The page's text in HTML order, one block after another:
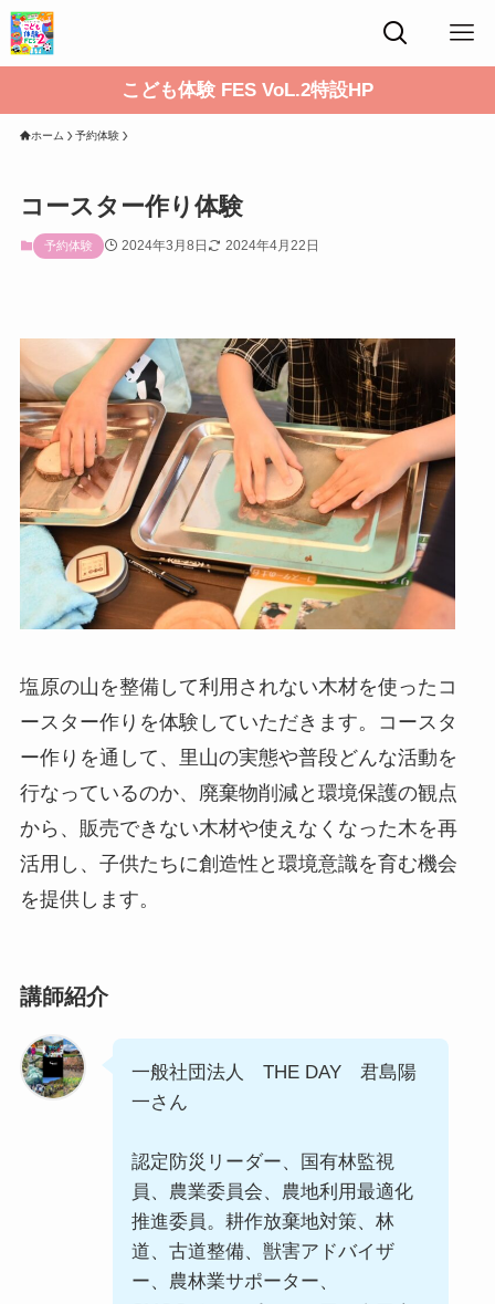
こども体験 FES VoL.2特設HP
ホーム 予約体験
コースター作り体験
予約体験 2024年3月8日 2024年4月22日
塩原の山を整備して利用されない木材を使ったコ
ースター作りを体験していただきます。コースタ
ー作りを通して、里山の実態や普段どんな活動を
行なっているのか、廃棄物削減と環境保護の観点
から、販売できない木材や使えなくなった木を再
活用し、子供たちに創造性と環境意識を育む機会
を提供します。
講師紹介
一般社団法人 THE DAY 君島陽
一さん
認定防災リーダー、国有林監視
員、農業委員会、農地利用最適化
推進委員。耕作放棄地対策、林
道、古道整備、獣害アドバイザ
ー、農林業サポーター、